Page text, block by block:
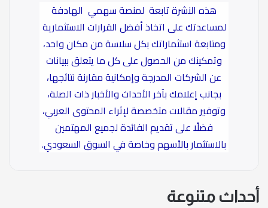
هذه النشرة تابعة لمنصة سهمي الهادفة
لمساعدتك على اتخاذ أفضل القرارات الاستثمارية
ومتابعة استثماراتك بكل سلاسة من مكان واحد،
وتمكينك من الحصول على كل ما يتعلق ببيانات
عن الشركات المدرجة وإمكانية مقارنة نتائجها،
بجانب إعلامك بآخر الأحداث والأخبار ذات الصلة،
وتوفير مقالات متخصصة لإثراء المحتوى العربي،
فضلًا على تقديم الفائدة لجميع المهتمين
بالاستثمار بالأسهم وخاصة في السوق السعودي.
أحداث متنوعة